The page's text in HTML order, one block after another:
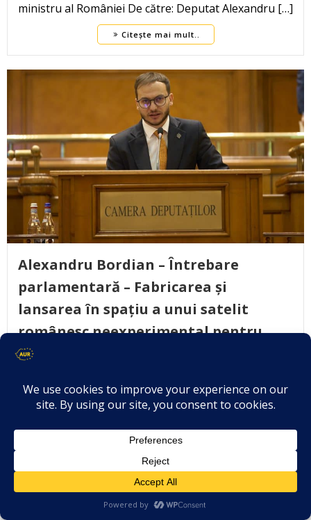
ministru al României De către: Deputat Alexandru […]
Citește mai mult..
Alexandru Bordian – Întrebare
parlamentară – Fabricarea și
lansarea în spațiu a unui satelit
românesc neexperimental pentru
scopuri civile, comerciale,
securitate
ministru, ministru al Apărării Naționale De […]
Citește mai mult..